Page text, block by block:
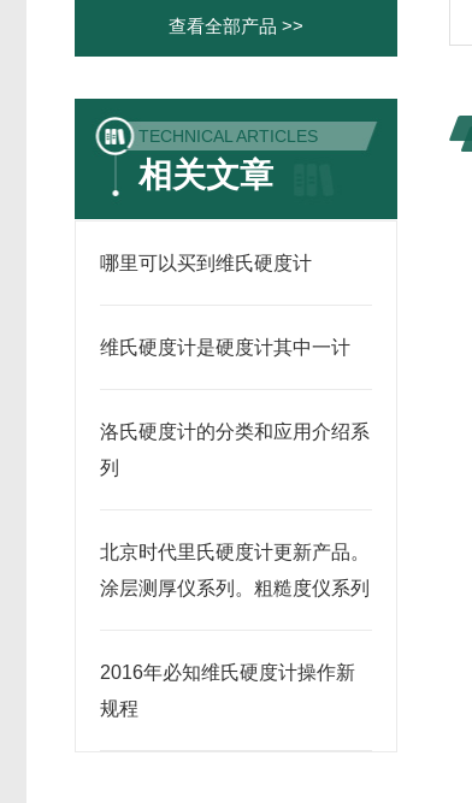
查看全部产品 >>
TECHNICAL ARTICLES
相关文章
哪里可以买到维氏硬度计
维氏硬度计是硬度计其中一计
洛氏硬度计的分类和应用介绍系
列
北京时代里氏硬度计更新产品。
涂层测厚仪系列。粗糙度仪系列
2016年必知维氏硬度计操作新
规程